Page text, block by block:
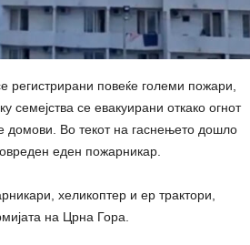
регистрирани повеќе големи пожари,
семејства се евакуирани откако огнот
домови. Во текот на гаснењето дошло
еден пожарникар.
хеликоптер и ер трактори,
на Црна Гора.